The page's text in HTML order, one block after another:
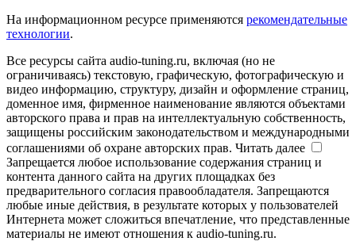
На информационном ресурсе применяются рекомендательные
технологии.
Все ресурсы сайта audio-tuning.ru, включая (но не
ограничиваясь) текстовую, графическую, фотографическую и
видео информацию, структуру, дизайн и оформление страниц,
доменное имя, фирменное наименование являются объектами
авторского права и прав на интеллектуальную собственность,
защищены российским законодательством и международными
соглашениями об охране авторских прав. Читать далее
Запрещается любое использование содержания страниц и
контента данного сайта на других площадках без
предварительного согласия правообладателя. Запрещаются
любые иные действия, в результате которых у пользователей
Интернета может сложиться впечатление, что представленные
материалы не имеют отношения к audio-tuning.ru.